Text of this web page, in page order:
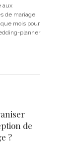
aux
de mariage.
mois pour
planner
de
?